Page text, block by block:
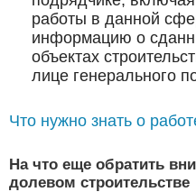
работы в данной
информацию о
объектах
лице генерального
Что нужно знать о
На что еще обратить
долевом строительстве